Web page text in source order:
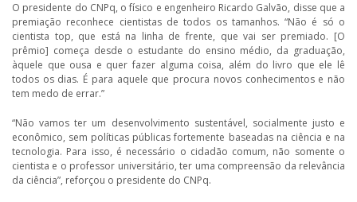
O presidente do CNPq, o físico e engenheiro Ricardo Galvão, disse que a
premiação reconhece cientistas de todos os tamanhos. “Não é só o
cientista top, que está na linha de frente, que vai ser premiado. [O
prêmio] começa desde o estudante do ensino médio, da graduação,
àquele que ousa e quer fazer alguma coisa, além do livro que ele lê
todos os dias. É para aquele que procura novos conhecimentos e não
tem medo de errar.”
“Não vamos ter um desenvolvimento sustentável, socialmente justo e
econômico, sem políticas públicas fortemente baseadas na ciência e na
tecnologia. Para isso, é necessário o cidadão comum, não somente o
cientista e o professor universitário, ter uma compreensão da relevância
da ciência”, reforçou o presidente do CNPq.